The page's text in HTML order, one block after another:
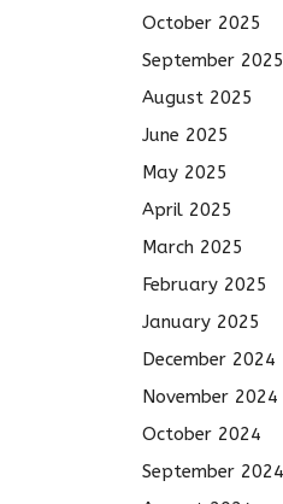
October 2025
September 2025
August 2025
June 2025
May 2025
April 2025
March 2025
February 2025
January 2025
December 2024
November 2024
October 2024
September 2024